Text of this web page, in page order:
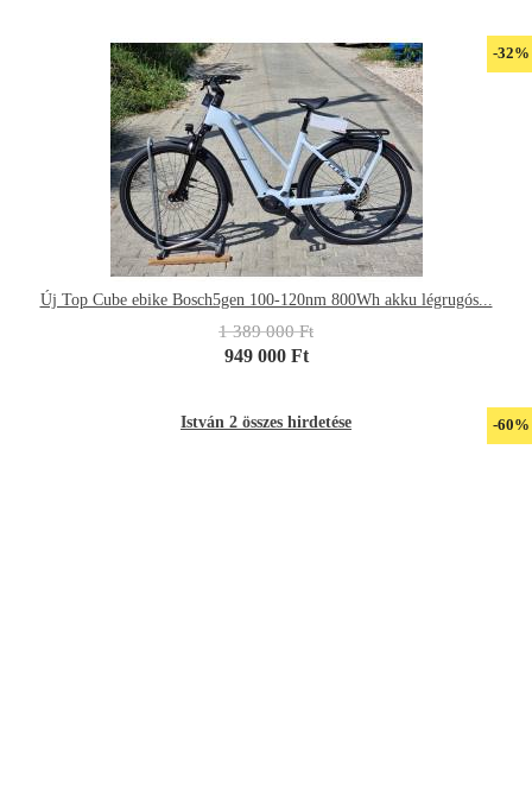
-32%
Új Top Cube ebike Bosch5gen 100-120nm 800Wh akku légrugós...
1 389 000 Ft
949 000 Ft
-60%
István 2 összes hirdetése